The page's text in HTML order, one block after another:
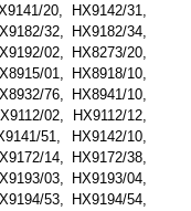
20, HX9142/31,
32, HX9182/34,
02, HX8273/20,
01, HX8918/10,
76, HX8941/10,
02, HX9112/12,
51, HX9142/10,
14, HX9172/38,
03, HX9193/04,
53, HX9194/54,